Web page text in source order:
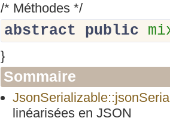
/* Méthodes */
abstract public
}
Sommaire
linéarisées en JSON